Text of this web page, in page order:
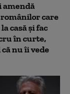
amendă
care
casă și fac
în curte,
nu îi vede